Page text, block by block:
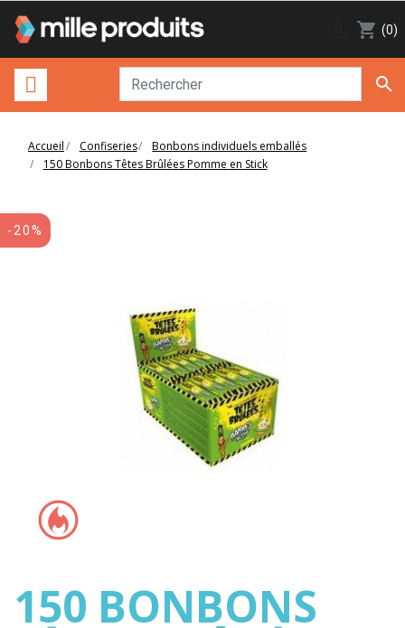
shopping_cart (0)

Accueil Confiseries
Bonbons individuels emballés
150 Bonbons Têtes Brûlées Pomme en Stick
-20%
150 BONBONS